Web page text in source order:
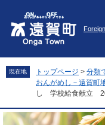
先
頭
。
を
飛
て
現在地 トップページ > 分類
おんがめし－遠賀町
し 学校給食献立